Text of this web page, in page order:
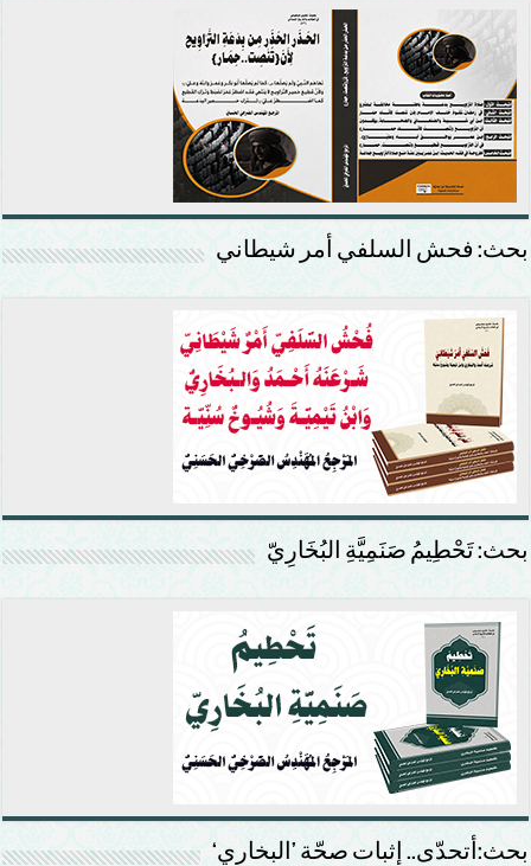
بحث: فحش السلفي أمر شيطاني
بحث: تَحْطِيمُ صَنَمِيَّةِ البُخَارِيّ
بحث:أتحدّى.. إثبات صحّة ’البخاري‘